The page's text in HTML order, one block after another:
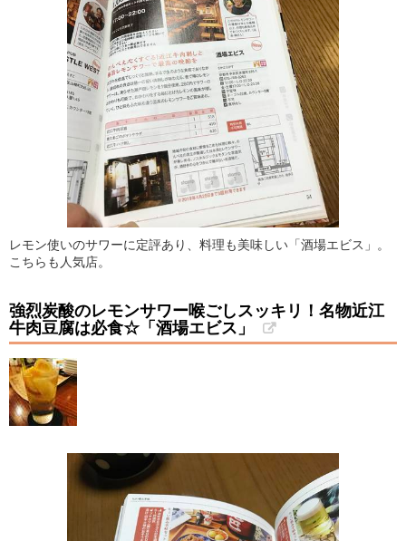
レモン使いのサワーに定評あり、料理も美味しい「酒場エビス」。
こちらも人気店。
強烈炭酸のレモンサワー喉ごしスッキリ！名物近江
牛肉豆腐は必食☆「酒場エビス」